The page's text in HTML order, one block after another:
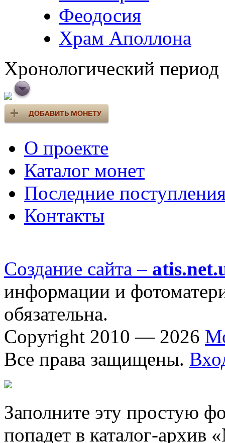
Феодосия
Храм Аполлона
Хронологический период
О проекте
Каталог монет
Последние
Контакты
Создание сайта –
информации и
обязательна.
Copyright 2010 — 2026
Все права защищены.
Заполните эту простую
попадет в каталог-архив